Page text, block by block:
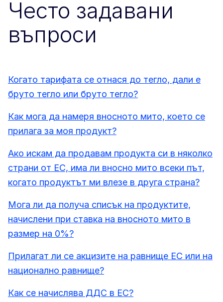
Често задавани
въпроси
Когато тарифата се отнася до тегло, дали е
бруто тегло или бруто тегло?
Как мога да намеря вносното мито, което се
прилага за моя продукт?
Ако искам да продавам продукта си в няколко
страни от ЕС, има ли вносно мито всеки път,
когато продуктът ми влезе в друга страна?
Мога ли да получа списък на продуктите,
начислени при ставка на вносното мито в
размер на 0%?
Прилагат ли се акцизите на равнище ЕС или на
национално равнище?
Как се начислява ДДС в ЕС?